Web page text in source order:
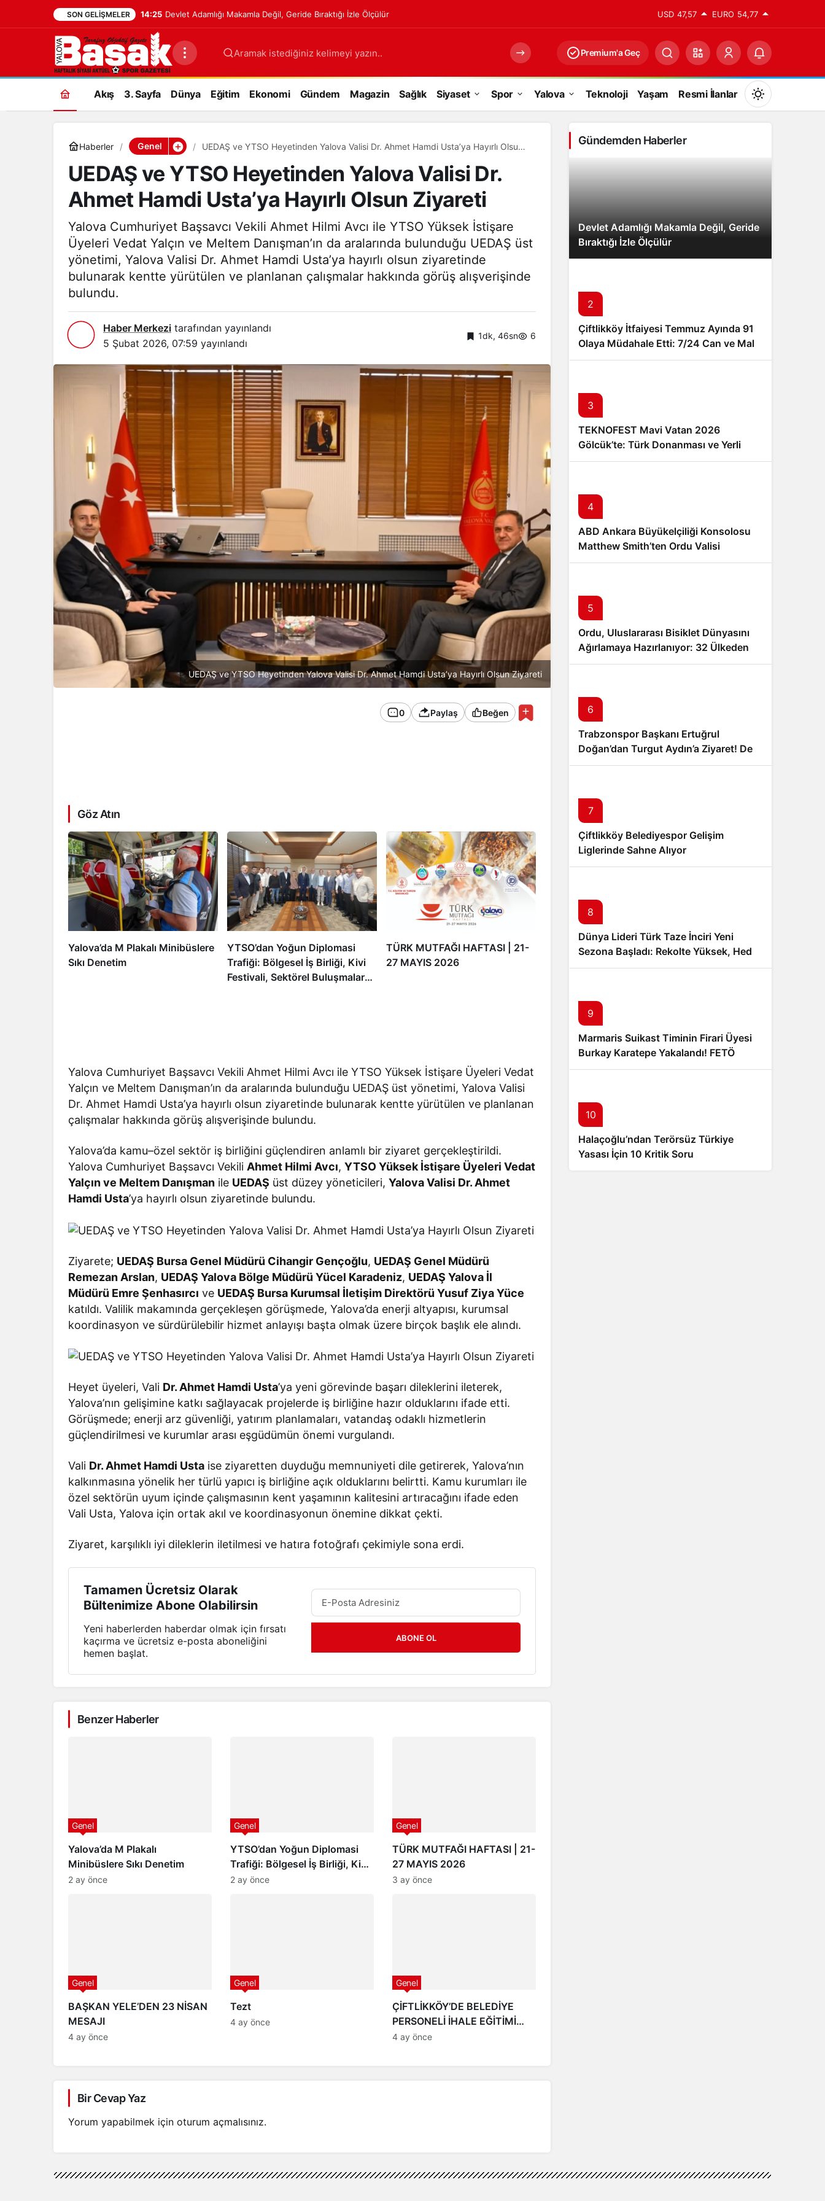
SON GELIŞMELER 14:25 Devlet Adamlığı Makamla Değil, Geride Bıraktığı İzle Ölçülür USD 47,57 EURO 54,77
Aramak istediğiniz kelimeyi yazın.. Premium'a Geç
Akış 3. Sayfa Dünya Eğitim Ekonomi Gündem Magazin Sağlık Siyaset Spor Yalova Teknoloji Yaşam Resmi İlanlar
Mod
değiştir
Gece Modu
Haberler Genel
UEDAŞ ve YTSO Heyetinden Yalova Valisi Dr. Ahmet Hamdi Usta’ya Hayırlı Olsun
UEDAŞ ve YTSO Heyetinden Yalova Valisi Dr.
Ahmet Hamdi Usta’ya Hayırlı Olsun Ziyareti
Yalova Cumhuriyet Başsavcı Vekili Ahmet Hilmi Avcı ile YTSO Yüksek İstişare
Üyeleri Vedat Yalçın ve Meltem Danışman’ın da aralarında bulunduğu UEDAŞ üst
yönetimi, Yalova Valisi Dr. Ahmet Hamdi Usta’ya hayırlı olsun ziyaretinde
bulunarak kentte yürütülen ve planlanan çalışmalar hakkında görüş alışverişinde
bulundu.
Haber Merkezi tarafından yayınlandı
5 Şubat 2026, 07:59 yayınlandı
1dk, 46sn 6
UEDAŞ ve YTSO Heyetinden Yalova Valisi Dr. Ahmet Hamdi Usta’ya Hayırlı Olsun Ziyareti
0 Paylaş Beğen
Göz Atın
Yalova’da M Plakalı Minibüslere
Sıkı Denetim
YTSO’dan Yoğun Diplomasi
Trafiği: Bölgesel İş Birliği, Kivi
Festivali, Sektörel Buluşmalar
TÜRK MUTFAĞI HAFTASI | 21-
27 MAYIS 2026
Yalova Cumhuriyet Başsavcı Vekili Ahmet Hilmi Avcı ile YTSO Yüksek İstişare Üyeleri Vedat
Yalçın ve Meltem Danışman’ın da aralarında bulunduğu UEDAŞ üst yönetimi, Yalova Valisi
Dr. Ahmet Hamdi Usta’ya hayırlı olsun ziyaretinde bulunarak kentte yürütülen ve planlanan
çalışmalar hakkında görüş alışverişinde bulundu.
Yalova’da kamu–özel sektör iş birliğini güçlendiren anlamlı bir ziyaret gerçekleştirildi.
Yalova Cumhuriyet Başsavcı VekiliAhmet Hilmi Avcı,YTSO Yüksek İstişare Üyeleri Vedat
Yalçın ve Meltem Danışman ile UEDAŞ üst düzey yöneticileri,Yalova Valisi Dr. Ahmet
Hamdi Usta’ya hayırlı olsun ziyaretinde bulundu.
Ziyarete; UEDAŞ Bursa Genel Müdürü Cihangir Gençoğlu, UEDAŞ Genel Müdürü
Remezan Arslan, UEDAŞ Yalova Bölge Müdürü Yücel Karadeniz, UEDAŞ Yalova İl
Müdürü Emre Şenhasırcı ve UEDAŞ Bursa Kurumsal İletişim Direktörü Yusuf Ziya Yüce
katıldı. Valilik makamında gerçekleşen görüşmede, Yalova’da enerji altyapısı, kurumsal
koordinasyon ve sürdürülebilir hizmet anlayışı başta olmak üzere birçok başlık ele alındı.
Heyet üyeleri, Vali Dr. Ahmet Hamdi Usta’ya yeni görevinde başarı dileklerini ileterek,
Yalova’nın gelişimine katkı sağlayacak projelerde iş birliğine hazır olduklarını ifade etti.
Görüşmede; enerji arz güvenliği, yatırım planlamaları, vatandaş odaklı hizmetlerin
güçlendirilmesi ve kurumlar arası eşgüdümün önemi vurgulandı.
Vali Dr. Ahmet Hamdi Usta ise ziyaretten duyduğu memnuniyeti dile getirerek, Yalova’nın
kalkınmasına yönelik her türlü yapıcı iş birliğine açık olduklarını belirtti. Kamu kurumları ile
özel sektörün uyum içinde çalışmasının kent yaşamının kalitesini artıracağını ifade eden
Vali Usta, Yalova için ortak akıl ve koordinasyonun önemine dikkat çekti.
Ziyaret, karşılıklı iyi dileklerin iletilmesi ve hatıra fotoğrafı çekimiyle sona erdi.
Tamamen Ücretsiz Olarak
Bültenimize Abone Olabilirsin
Yeni haberlerden haberdar olmak için fırsatı
kaçırma ve ücretsiz e-posta aboneliğini
hemen başlat.
ABONE OL
Benzer Haberler
Yalova’da M Plakalı
Minibüslere Sıkı Denetim
Genel
2 ay önce
YTSO’dan Yoğun Diplomasi
Trafiği: Bölgesel İş Birliği, Kivi
Festivali, Sektörel Buluşmalar
Genel
2 ay önce
TÜRK MUTFAĞI HAFTASI | 21-
27 MAYIS 2026
Genel
3 ay önce
BAŞKAN YELE’DEN 23 NİSAN
MESAJI
Genel
4 ay önce
Tezt
Genel
4 ay önce
ÇİFTLİKKÖY’DE BELEDİYE
PERSONELİ İHALE EĞİTİMİ
ALDI
Genel
4 ay önce
Bir Cevap Yaz
Yorum yapabilmek için oturum açmalısınız.
Gündemden Haberler
Devlet Adamlığı Makamla Değil, Geride
Bıraktığı İzle Ölçülür
2
Çiftlikköy İtfaiyesi Temmuz Ayında 91
Olaya Müdahale Etti: 7/24 Can ve Mal
Güvenliği İçin Görev Başında
3
TEKNOFEST Mavi Vatan 2026
Gölcük’te: Türk Donanması ve Yerli
Teknoloji 20-23 Ağustos’ta Buluşuyor
4
ABD Ankara Büyükelçiliği Konsolosu
Matthew Smith’ten Ordu Valisi
Muammer Erol’a Ziyaret
5
Ordu, Uluslararası Bisiklet Dünyasını
Ağırlamaya Hazırlanıyor: 32 Ülkeden
24 Profesyonel Takım Karadeniz’de
6
Trabzonspor Başkanı Ertuğrul
Doğan’dan Turgut Aydın’a Ziyaret! Dev
İş Birliği Sinyali Mi?
7
Çiftlikköy Belediyespor Gelişim
Liglerinde Sahne Alıyor
8
Dünya Lideri Türk Taze İnciri Yeni
Sezona Başladı: Rekolte Yüksek, Hedef
100 Milyon Dolar İhracat
9
Marmaris Suikast Timinin Firari Üyesi
Burkay Karatepe Yakalandı! FETÖ
Şüphelisi Adliyeye Sevk Edildi
10
Halaçoğlu’ndan Terörsüz Türkiye
Yasası İçin 10 Kritik Soru